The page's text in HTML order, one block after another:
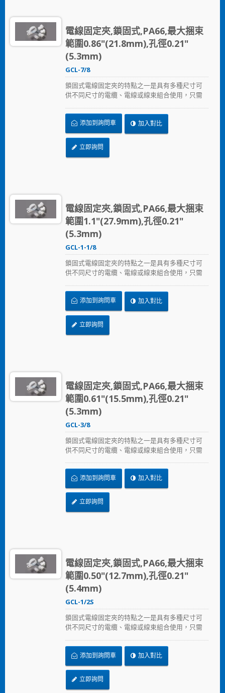
電線固定夾,鎖固式,PA66,最大捆束
範圍0.86"(21.8mm),孔徑0.21"
(5.3mm)
GCL-7/8
鎖固式電線固定夾的特點之一是具有多種尺寸可
供不同尺寸的電纜、電線或線束組合使用，只需
添加到詢問車 加入對比
立即詢問
電線固定夾,鎖固式,PA66,最大捆束
範圍1.1"(27.9mm),孔徑0.21"
(5.3mm)
GCL-1-1/8
鎖固式電線固定夾的特點之一是具有多種尺寸可
供不同尺寸的電纜、電線或線束組合使用，只需
添加到詢問車 加入對比
立即詢問
電線固定夾,鎖固式,PA66,最大捆束
範圍0.61"(15.5mm),孔徑0.21"
(5.3mm)
GCL-3/8
鎖固式電線固定夾的特點之一是具有多種尺寸可
供不同尺寸的電纜、電線或線束組合使用，只需
添加到詢問車 加入對比
立即詢問
電線固定夾,鎖固式,PA66,最大捆束
範圍0.50"(12.7mm),孔徑0.21"
(5.4mm)
GCL-1/2S
鎖固式電線固定夾的特點之一是具有多種尺寸可
供不同尺寸的電纜、電線或線束組合使用，只需
添加到詢問車 加入對比
立即詢問